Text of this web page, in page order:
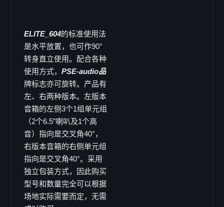
吸顶音箱
K-系列
K-3
K-4
下载
代理
ELITE_604的标准使用法
是水平放置，也可作90°
转身直立使用。配合各种
使用方式， PSE-audio品
牌标志亦可旋转。产品有
左、右两种版本。左版本
音箱的左侧3个1组单元组
（2个6.5”喇叭及1个高
音）指向是交叉角40°，
右版本音箱的右侧单元组
指向是交叉角40°。采用
独立包装方式，因此购买
型号和数量完全可以根据
场地实际需要而定，无需